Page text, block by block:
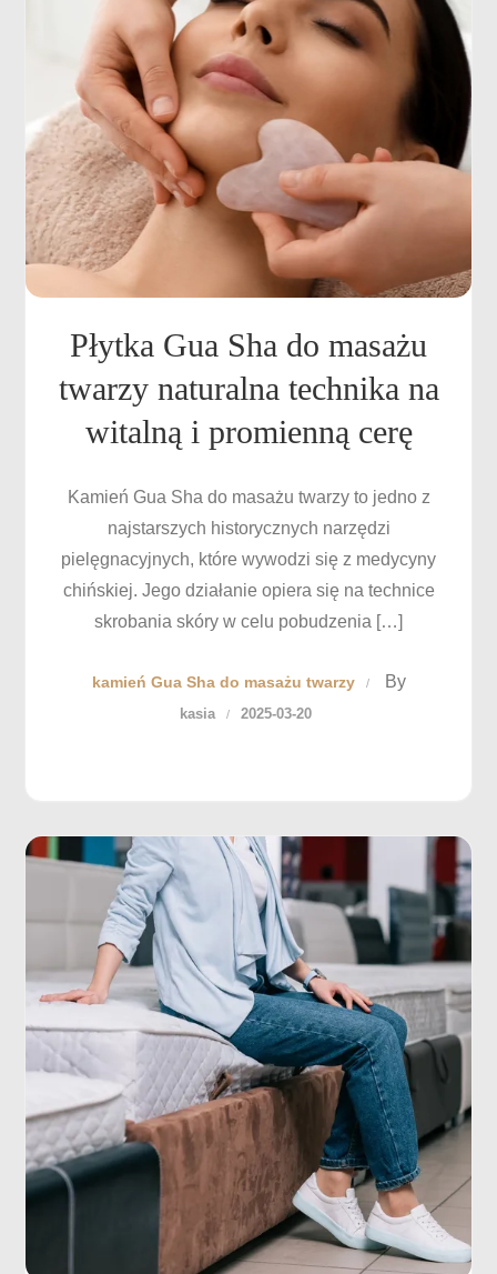
Płytka Gua Sha do masażu
twarzy naturalna technika na
witalną i promienną cerę
Kamień Gua Sha do masażu twarzy to jedno z
najstarszych historycznych narzędzi
pielęgnacyjnych, które wywodzi się z medycyny
chińskiej. Jego działanie opiera się na technice
skrobania skóry w celu pobudzenia […]
kamień Gua Sha do masażu twarzy By
kasia 2025-03-20